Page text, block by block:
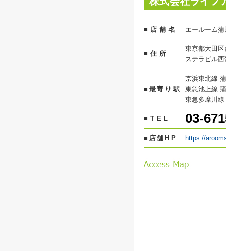
■店舗名 エールーム蒲
■住所
東京都大田
ステラビル
■最寄り駅
京浜東北線
東急池上線
東急多摩川
■TEL 03-
■店舗HP https://